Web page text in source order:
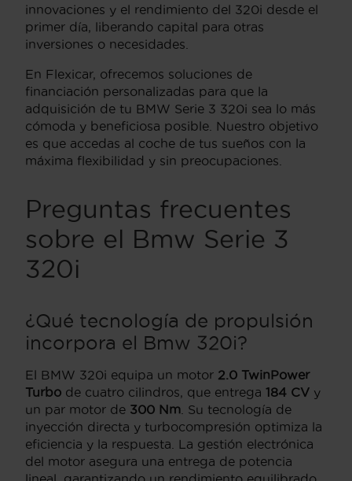
innovaciones y el rendimiento del 320i desde el
primer día, liberando capital para otras
inversiones o necesidades.
En Flexicar, ofrecemos soluciones de
financiación personalizadas para que la
adquisición de tu BMW Serie 3 320i sea lo más
cómoda y beneficiosa posible. Nuestro objetivo
es que accedas al coche de tus sueños con la
máxima flexibilidad y sin preocupaciones.
Preguntas frecuentes
sobre el Bmw Serie 3
320i
¿Qué tecnología de propulsión
incorpora el Bmw 320i?
El BMW 320i equipa un motor 2.0 TwinPower
Turbo de cuatro cilindros, que entrega 184 CV y
un par motor de 300 Nm . Su tecnología de
inyección directa y turbocompresión optimiza la
eficiencia y la respuesta. La gestión electrónica
del motor asegura una entrega de potencia